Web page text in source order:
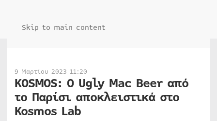
Skip to main content
9 Μαρτίου 2023 11:20
KOSMOS: O Ugly Mac Beer από
το Παρίσι αποκλειστικά στο
Kosmos Lab